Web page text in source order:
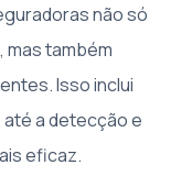
não só
mas também
Isso inclui
até a detecção e
eficaz.